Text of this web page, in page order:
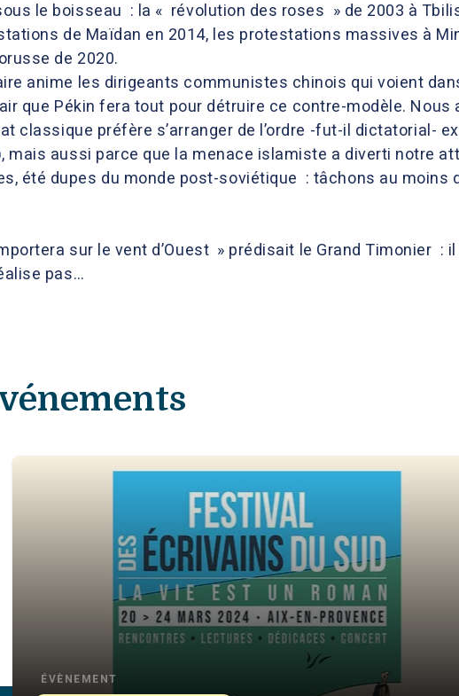
le boisseau : la « révolution des roses » de 2003 à
de Maïdan en 2014, les protestations massives à
de 2020.
anime les dirigeants communistes chinois qui voient
que Pékin fera tout pour détruire ce contre-modèle. Nous
classique préfère s’arranger de l’ordre -fut-il dictatorial-
mais aussi parce que la menace islamiste a diverti notre
été dupes du monde post-soviétique : tâchons au moins
sur le vent d’Ouest » prédisait le Grand Timonier :
pas…
ÉVÈNEMENT